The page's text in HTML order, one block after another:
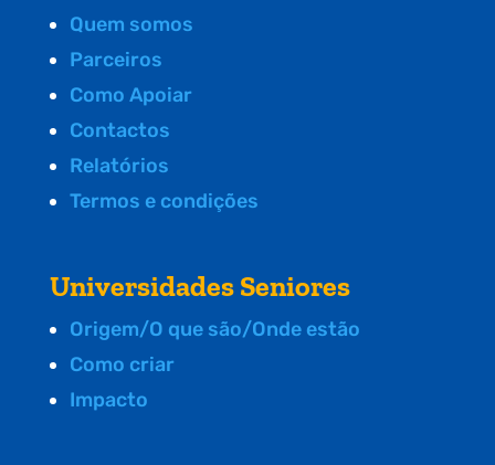
Quem somos
Parceiros
Como Apoiar
Contactos
Relatórios
Termos e condições
Universidades Seniores
Origem/O que são/Onde estão
Como criar
Impacto